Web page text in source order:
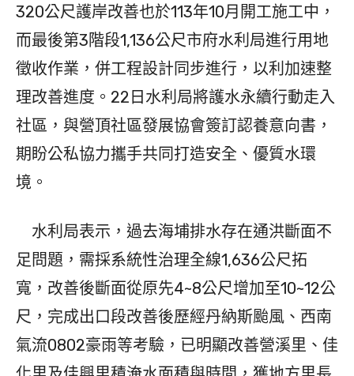
320公尺護岸改善也於113年10月開工施工中，
而最後第3階段1,136公尺市府水利局進行用地
徵收作業，併工程設計同步進行，以利加速整
理改善進度。22日水利局將護水永續行動走入
社區，與營頂社區發展協會簽訂認養意向書，
期盼公私協力攜手共同打造安全、優質水環
境。
水利局表示，過去海埔排水存在通洪斷面不
足問題，需採系統性治理全線1,636公尺拓
寬，改善後斷面從原先4~8公尺增加至10~12公
尺，完成出口段改善後歷經丹納斯颱風、西南
氣流0802豪雨等考驗，已明顯改善營溪里、佳